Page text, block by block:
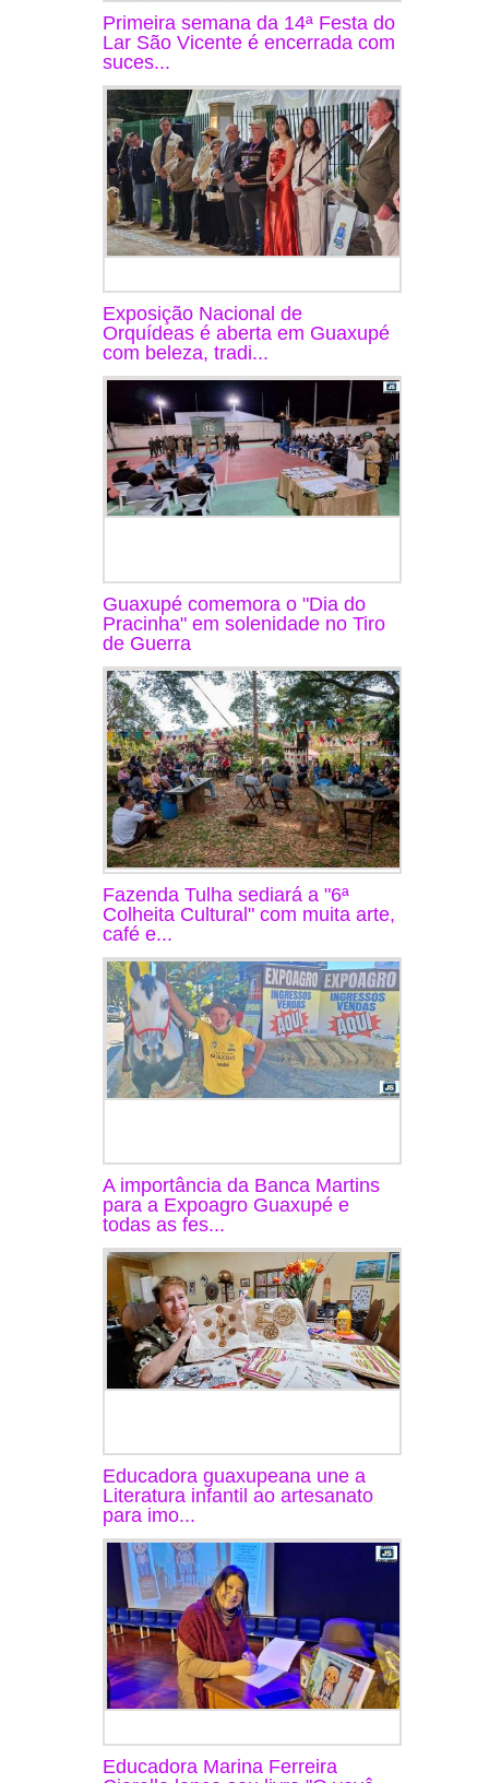
Primeira semana da 14ª Festa do
Lar São Vicente é encerrada com
suces...
Exposição Nacional de
Orquídeas é aberta em Guaxupé
com beleza, tradi...
Guaxupé comemora o "Dia do
Pracinha" em solenidade no Tiro
de Guerra
Fazenda Tulha sediará a "6ª
Colheita Cultural" com muita arte,
café e...
A importância da Banca Martins
para a Expoagro Guaxupé e
todas as fes...
Educadora guaxupeana une a
Literatura infantil ao artesanato
para imo...
Educadora Marina Ferreira